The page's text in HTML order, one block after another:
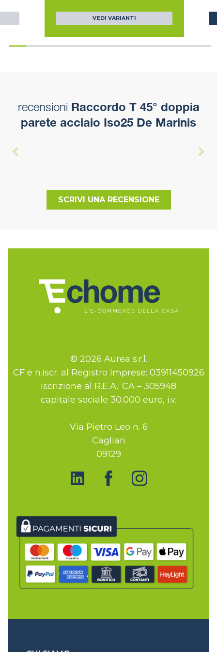
VEDI VARIANTI
recensioni Raccordo T 45° doppia
parete acciaio Iso25 De Marinis
SCRIVI UNA RECENSIONE
© 2026 Aurea s.r.l.
CF e n.iscr. al Registro Imprese: 03911450926
iscrizione al R.E.A.: CA – 305948
capitale sociale 30.000 euro, i.v.
Via Pietro Leo n. 6
Cagliari
09129